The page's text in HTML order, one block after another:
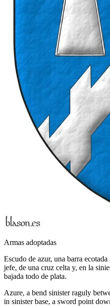
Armas adoptadas
Escudo de azur, una barra
jefe, de una cruz celta y, en la
bajada todo de plata.
Azure, a bend sinister raguly
in sinister base, a sword point